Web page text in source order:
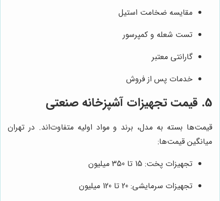
مقایسه ضخامت استیل
تست شعله و کمپرسور
گارانتی معتبر
خدمات پس از فروش
5. قیمت تجهیزات آشپزخانه صنعتی
قیمت‌ها بسته به مدل، برند و مواد اولیه متفاوت‌اند. در تهران
میانگین قیمت‌ها:
تجهیزات پخت: 15 تا 350 میلیون
تجهیزات سرمایشی: 20 تا 120 میلیون